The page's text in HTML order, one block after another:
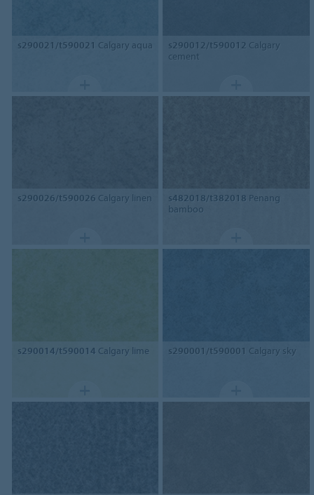
s290021/t590021 Calgary aqua s290012/t590012 Calgary
cement
s290026/t590026 Calgary linen s482018/t382018 Penang
bamboo
s290014/t590014 Calgary lime s290001/t590001 Calgary sky